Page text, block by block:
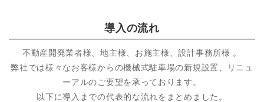
導入の流れ
不動産開発業者様、地主様、お施主様、設計事務所様 。
弊社では様々なお客様からの機械式駐車場の新規設置、リニュ
ーアルのご要望を承っております。
以下に導入までの代表的な流れをまとめました。